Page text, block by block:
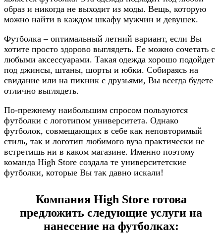
образ и никогда не выходит из моды. Вещь, которую
можно найти в каждом шкафу мужчин и девушек.
Футболка – оптимальный летний вариант, если Вы
хотите просто здорово выглядеть. Ее можно сочетать с
любыми аксессуарами. Такая одежда хорошо подойдет
под джинсы, штаны, шорты и юбки. Собираясь на
свидание или на пикник с друзьями, Вы всегда будете
отлично выглядеть.
По-прежнему наибольшим спросом пользуются
футболки с логотипом университета. Однако
футболок, совмещающих в себе как неповторимый
стиль, так и логотип любимого вуза практически не
встретишь ни в каком магазине. Именно поэтому
команда High Store создала те университетские
футболки, которые Вы так давно искали!
Компания High Store готова
предложить следующие услуги на
нанесение на футболках: